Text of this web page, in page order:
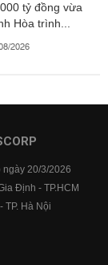
tỷ đồng vừa
Hòa trình...
2026
ngày 20/3/2026
Định - TP.HCM
TP. Hà Nội